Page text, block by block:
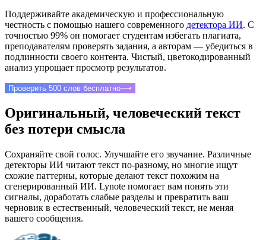
Поддерживайте академическую и профессиональную
честность с помощью нашего современного детектора ИИ. С
точностью 99% он помогает студентам избегать плагиата,
преподавателям проверять задания, а авторам — убедиться в
подлинности своего контента. Чистый, цветокодированный
анализ упрощает просмотр результатов.
Проверить 500 слов бесплатно⟶
Оригинальный, человеческий текст
без потери смысла
Сохраняйте свой голос. Улучшайте его звучание. Различные
детекторы ИИ читают текст по-разному, но многие ищут
схожие паттерны, которые делают текст похожим на
сгенерированный ИИ. Lynote помогает вам понять эти
сигналы, доработать слабые разделы и превратить ваш
черновик в естественный, человеческий текст, не меняя
вашего сообщения.